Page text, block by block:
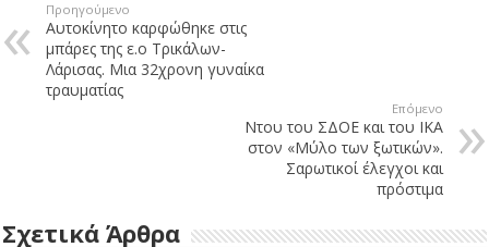
Προηγούμενο
Αυτοκίνητο καρφώθηκε στις
μπάρες της ε.ο Τρικάλων-
Λάρισας. Μια 32χρονη γυναίκα
τραυματίας
Επόμενο
Ντου του ΣΔΟΕ και του ΙΚΑ
στον «Μύλο των ξωτικών».
Σαρωτικοί έλεγχοι και
πρόστιμα
Σχετικά Άρθρα